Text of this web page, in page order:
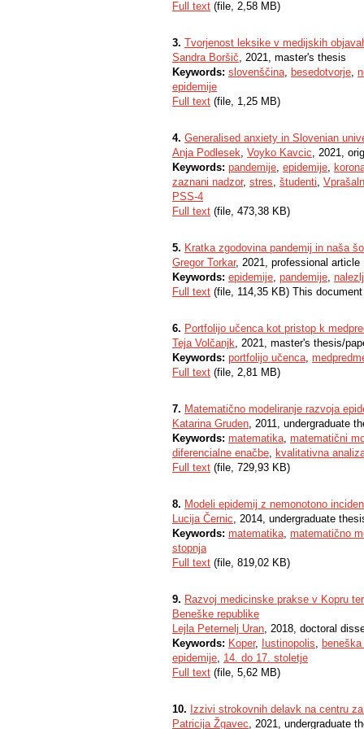
Full text (file, 2,58 MB)
3. Tvorjenost leksike v medijskih
Sandra Boršič, 2021, master's thesis
Keywords: slovenščina, besedotvorje,
epidemije
Full text (file, 1,25 MB)
4. Generalised anxiety in Slovenian
Anja Podlesek, Voyko Kavcic, 2021,
Keywords: pandemije, epidemije,
zaznani nadzor, stres, študenti,
PSS-4
Full text (file, 473,38 KB)
5. Kratka zgodovina pandemij in naša
Gregor Torkar, 2021, professional article
Keywords: epidemije, pandemije,
Full text (file, 114,35 KB) This
6. Portfolijo učenca kot pristop k
Teja Volčanjk, 2021, master's thesis/
Keywords: portfolijo učenca,
Full text (file, 2,81 MB)
7. Matematično modeliranje razvoja
Katarina Gruden, 2011, undergraduate
Keywords: matematika, matematični
diferencialne enačbe, kvalitativna
Full text (file, 729,93 KB)
8. Modeli epidemij z nemonotono
Lucija Černic, 2014, undergraduate
Keywords: matematika, matematično
stopnja
Full text (file, 819,02 KB)
9. Razvoj medicinske prakse v Kopru
Beneške republike
Lejla Peternelj Uran, 2018, doctoral
Keywords: Koper, Iustinopolis,
epidemije, 14. do 17. stoletje
Full text (file, 5,62 MB)
10. Izzivi strokovnih delavk na centru
Patricija Žgavec, 2021, undergraduate